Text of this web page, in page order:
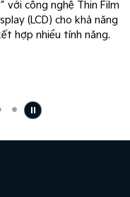
công nghệ Thin Film
(LCD) cho khả năng
nhiều tính năng.